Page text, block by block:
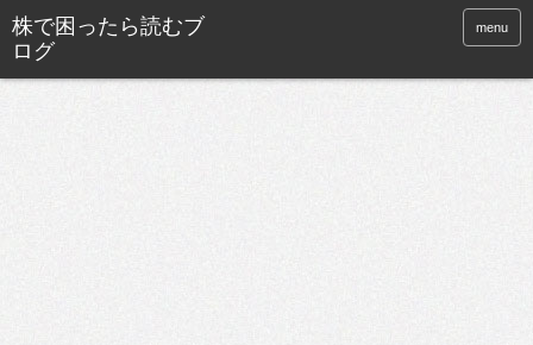
株で困ったら読むブ
ログ
menu